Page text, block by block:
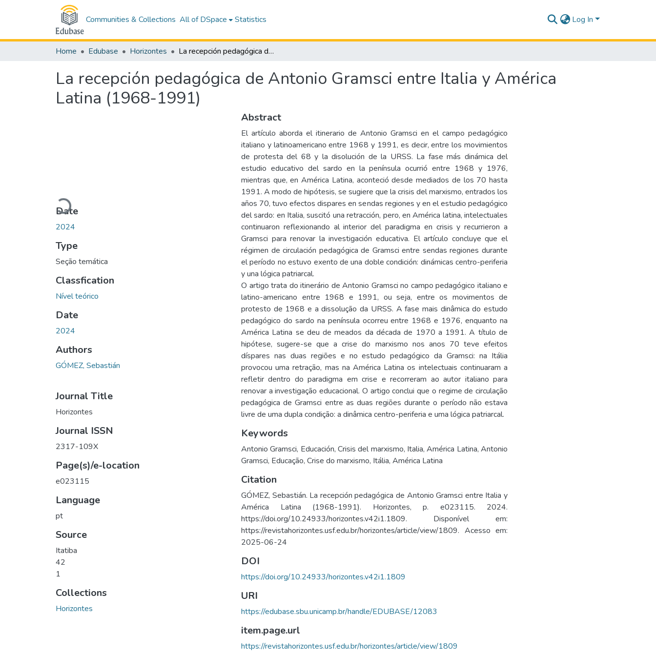
Communities & Collections All of DSpace Statistics Log In
Home Edubase Horizontes La recepción pedagógica de Antonio Gramsci entre Italia y América Latina (1968-1991)
La recepción pedagógica de Antonio Gramsci entre Italia y América
Latina (1968-1991)
Loading...
Date
2024
Type
Seção temática
Classfication
Nível teórico
Date
2024
Authors
GÓMEZ, Sebastián
Journal Title
Horizontes
Journal ISSN
2317-109X
Page(s)/e-location
e023115
Language
pt
Source
Itatiba
42
1
Collections
Horizontes
Abstract
El artículo aborda el itinerario de Antonio Gramsci en el campo pedagógico
italiano y latinoamericano entre 1968 y 1991, es decir, entre los movimientos
de protesta del 68 y la disolución de la URSS. La fase más dinámica del
estudio educativo del sardo en la península ocurrió entre 1968 y 1976,
mientras que, en América Latina, aconteció desde mediados de los 70 hasta
1991. A modo de hipótesis, se sugiere que la crisis del marxismo, entrados los
años 70, tuvo efectos dispares en sendas regiones y en el estudio pedagógico
del sardo: en Italia, suscitó una retracción, pero, en América latina, intelectuales
continuaron reflexionando al interior del paradigma en crisis y recurrieron a
Gramsci para renovar la investigación educativa. El artículo concluye que el
régimen de circulación pedagógica de Gramsci entre sendas regiones durante
el período no estuvo exento de una doble condición: dinámicas centro-periferia
y una lógica patriarcal.
O artigo trata do itinerário de Antonio Gramsci no campo pedagógico italiano e
latino-americano entre 1968 e 1991, ou seja, entre os movimentos de
protesto de 1968 e a dissolução da URSS. A fase mais dinâmica do estudo
pedagógico do sardo na península ocorreu entre 1968 e 1976, enquanto na
América Latina se deu de meados da década de 1970 a 1991. A título de
hipótese, sugere-se que a crise do marxismo nos anos 70 teve efeitos
díspares nas duas regiões e no estudo pedagógico da Gramsci: na Itália
provocou uma retração, mas na América Latina os intelectuais continuaram a
refletir dentro do paradigma em crise e recorreram ao autor italiano para
renovar a investigação educacional. O artigo conclui que o regime de circulação
pedagógica de Gramsci entre as duas regiões durante o período não estava
livre de uma dupla condição: a dinâmica centro-periferia e uma lógica patriarcal.
Keywords
Antonio Gramsci, Educación,Crisis del marxismo, Italia,América Latina,Antonio
Gramsci, Educação, Crise do marxismo, Itália, América Latina
Citation
GÓMEZ, Sebastián. La recepción pedagógica de Antonio Gramsci entre Italia y
América Latina (1968-1991). Horizontes, p. e023115. 2024.
https://doi.org/10.24933/horizontes.v42i1.1809. Disponível em:
https://revistahorizontes.usf.edu.br/horizontes/article/view/1809. Acesso em:
2025-06-24
DOI
https://doi.org/10.24933/horizontes.v42i1.1809
URI
https://edubase.sbu.unicamp.br/handle/EDUBASE/12083
item.page.url
https://revistahorizontes.usf.edu.br/horizontes/article/view/1809